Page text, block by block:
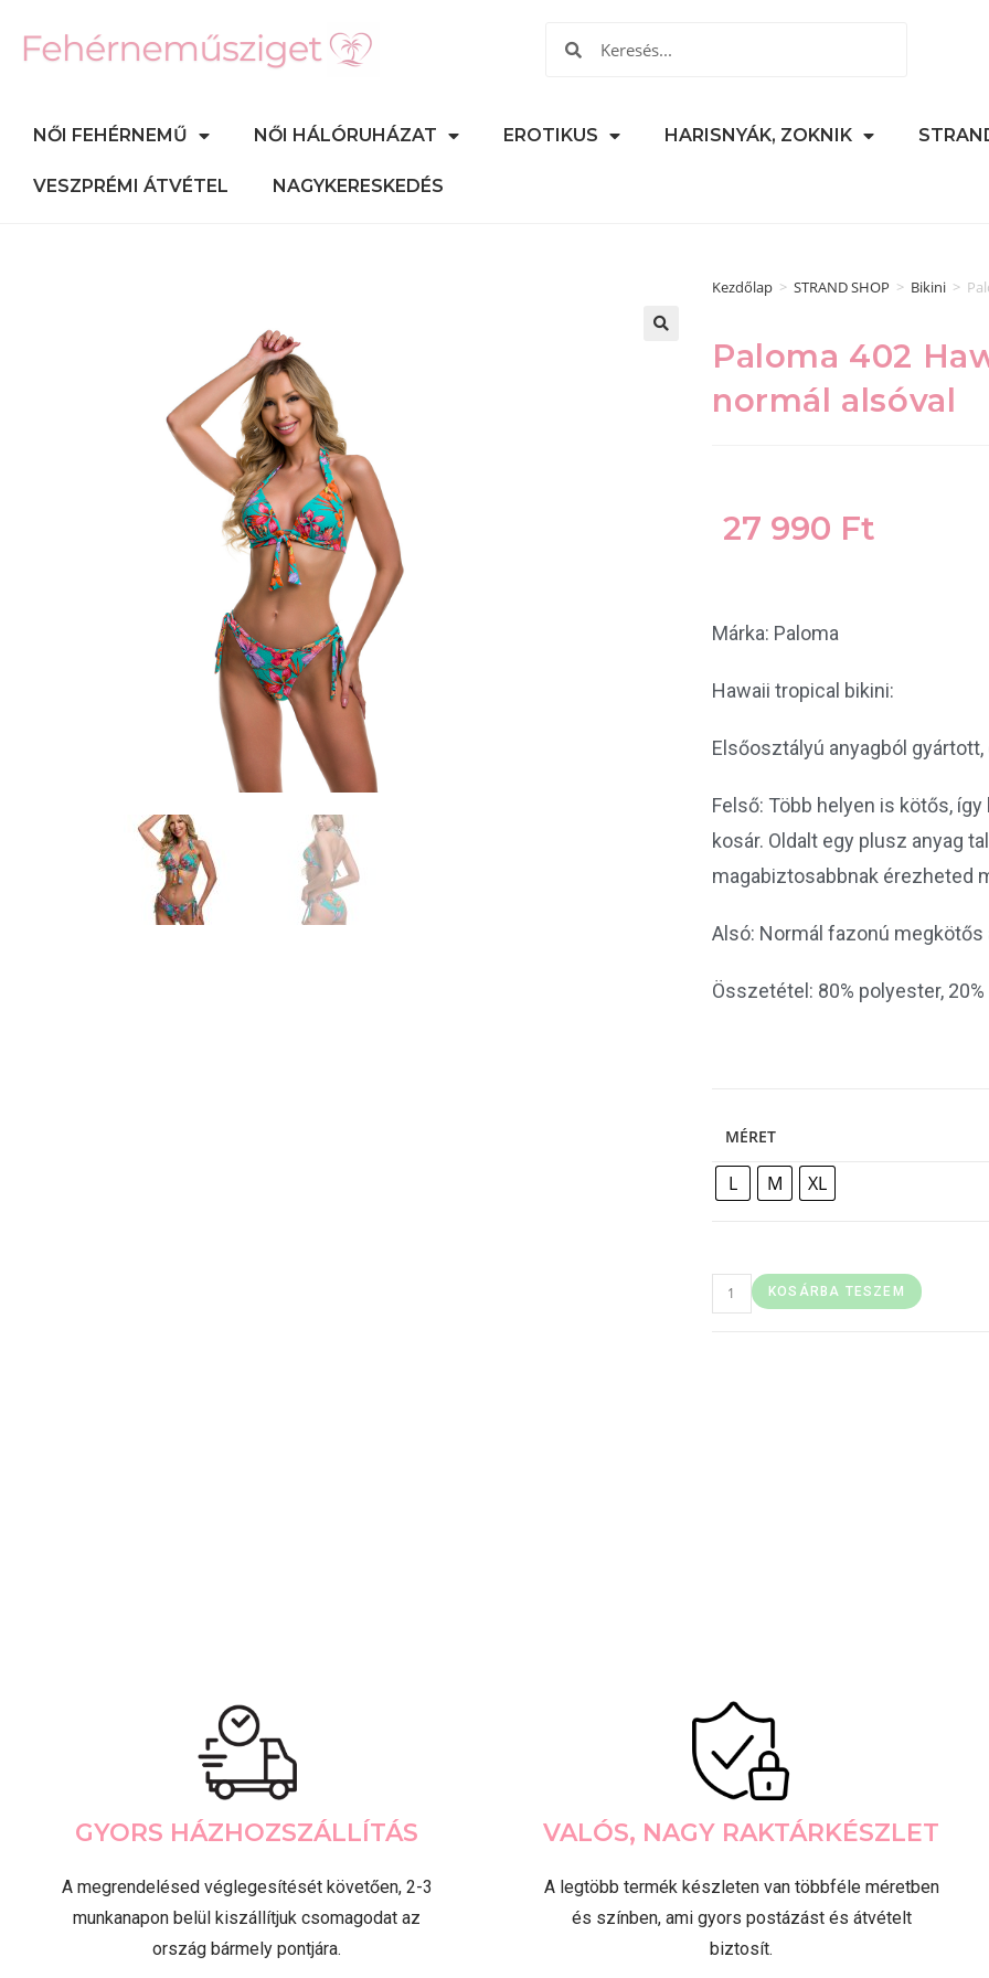
NŐI FEHÉRNEMŰ NŐI HÁLÓRUHÁZAT EROTIKUS HARISNYÁK, ZOKNIK
VESZPRÉMI ÁTVÉTEL NAGYKERESKEDÉS
Kezdőlap > STRAND SHOP > Bikini >
Paloma 402
normál alsóval
27 990 Ft
Márka: Paloma
Hawaii tropical bikini:
Elsőosztályú anyagból
Felső: Több helyen is kötős,
kosár. Oldalt egy plusz anyag
magabiztosabbnak érezheted
Alsó: Normál fazonú megkötős
Összetétel: 80% polyester,
MÉRET
L M XL
KOSÁRBA TESZEM
GYORS HÁZHOZSZÁLLÍTÁS
A megrendelésed véglegesítését követően, 2-3
munkanapon belül kiszállítjuk csomagodat az
ország bármely pontjára.
VALÓS, NAGY RAKTÁRKÉSZLET
A legtöbb termék készleten van többféle méretben
és színben, ami gyors postázást és átvételt
biztosít.